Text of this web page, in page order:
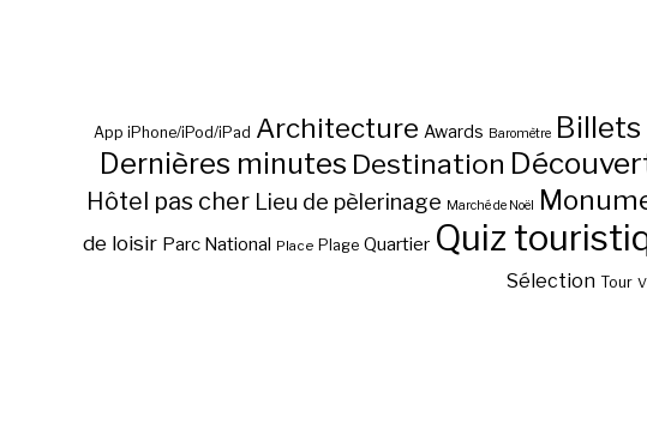
App iPhone/iPod/iPad Architecture Awards Baromètre
Dernières minutes Destination
Hôtel pas cher Lieu de pèlerinage Marché de Noël
de loisir Parc National Place Plage Quartier Quiz
Sélection Tour